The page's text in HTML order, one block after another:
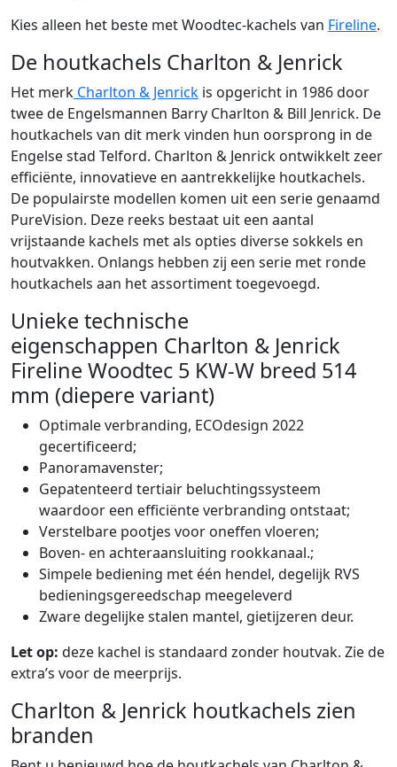
Kies alleen het beste met Woodtec-kachels van Fireline.
De houtkachels Charlton & Jenrick
Het merk Charlton & Jenrick is opgericht in 1986 door
twee de Engelsmannen Barry Charlton & Bill Jenrick. De
houtkachels van dit merk vinden hun oorsprong in de
Engelse stad Telford. Charlton & Jenrick ontwikkelt zeer
efficiënte, innovatieve en aantrekkelijke houtkachels.
De populairste modellen komen uit een serie genaamd
PureVision. Deze reeks bestaat uit een aantal
vrijstaande kachels met als opties diverse sokkels en
houtvakken. Onlangs hebben zij een serie met ronde
houtkachels aan het assortiment toegevoegd.
Unieke technische
eigenschappen Charlton & Jenrick
Fireline Woodtec 5 KW-W breed 514
mm (diepere variant)
Optimale verbranding, ECOdesign 2022
gecertificeerd;
Panoramavenster;
Gepatenteerd tertiair beluchtingssysteem
waardoor een efficiënte verbranding ontstaat;
Verstelbare pootjes voor oneffen vloeren;
Boven- en achteraansluiting rookkanaal.;
Simpele bediening met één hendel, degelijk RVS
bedieningsgereedschap meegeleverd
Zware degelijke stalen mantel, gietijzeren deur.
Let op: deze kachel is standaard zonder houtvak. Zie de
extra’s voor de meerprijs.
Charlton & Jenrick houtkachels zien
branden